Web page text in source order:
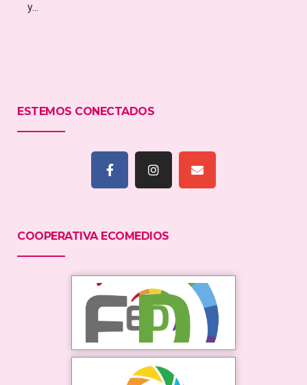
y...
ESTEMOS CONECTADOS
COOPERATIVA ECOMEDIOS